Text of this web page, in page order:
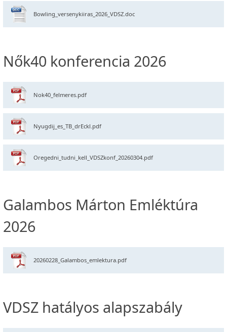
Bowling_versenykiiras_2026_VDSZ.doc
Nők40 konferencia 2026
Nok40_felmeres.pdf
Nyugdij_es_TB_drEckl.pdf
Oregedni_tudni_kell_VDSZkonf_20260304.pdf
Galambos Márton Emléktúra
2026
20260228_Galambos_emlektura.pdf
VDSZ hatályos alapszabály